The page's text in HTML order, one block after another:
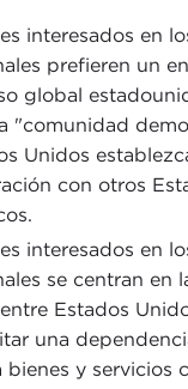
interesados en
prefieren un
global
"comunidad
Unidos
con otros
interesados en
se centran en
Estados
una
bienes y servicios